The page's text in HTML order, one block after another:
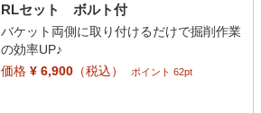
RLセット ボルト付
バケット両側に取り付けるだけで掘削作業
の効率UP♪
価格¥ 6,900（税込） ポイント 62pt